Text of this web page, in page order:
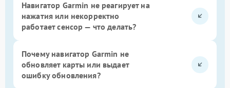
Навигатор Garmin не реагирует на
нажатия или некорректно
работает сенсор — что делать?
Почему навигатор Garmin не
обновляет карты или выдает
ошибку обновления?